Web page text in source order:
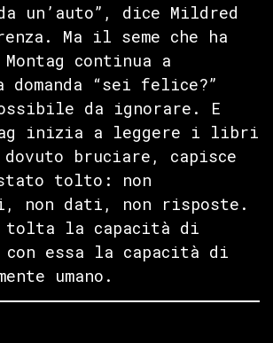
un’auto”, dice Mildred
Ma il seme che ha
continua a
domanda “sei felice?”
da ignorare. E
inizia a leggere i libri
dovuto bruciare, capisce
tolto: non
non dati, non risposte.
la capacità di
con essa la capacità di
umano.